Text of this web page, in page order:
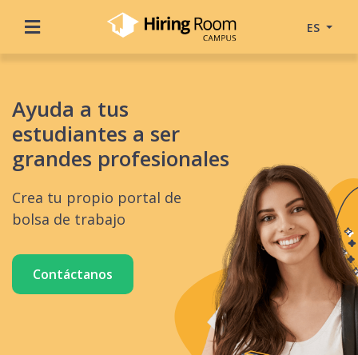
ES
Ayuda a tus
estudiantes a ser
grandes profesionales
Crea tu propio portal de
bolsa de trabajo
Contáctanos